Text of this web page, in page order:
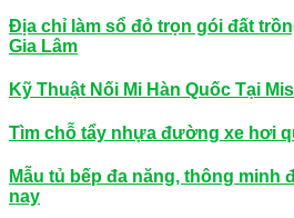
Địa chỉ làm sổ đỏ trọn gói đất
Gia Lâm
Kỹ Thuật Nối Mi Hàn Quốc Tại
Tìm chỗ tẩy nhựa đường xe hơi
Mẫu tủ bếp đa năng, thông minh
nay